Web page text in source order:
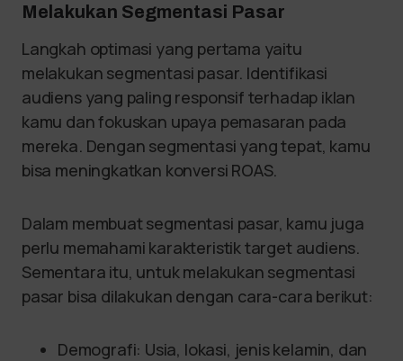
Melakukan Segmentasi Pasar
Langkah optimasi yang pertama yaitu
melakukan segmentasi pasar. Identifikasi
audiens yang paling responsif terhadap iklan
kamu dan fokuskan upaya pemasaran pada
mereka. Dengan segmentasi yang tepat, kamu
bisa meningkatkan konversi ROAS.
Dalam membuat segmentasi pasar, kamu juga
perlu memahami karakteristik target audiens.
Sementara itu, untuk melakukan segmentasi
pasar bisa dilakukan dengan cara-cara berikut:
Demografi: Usia, lokasi, jenis kelamin, dan